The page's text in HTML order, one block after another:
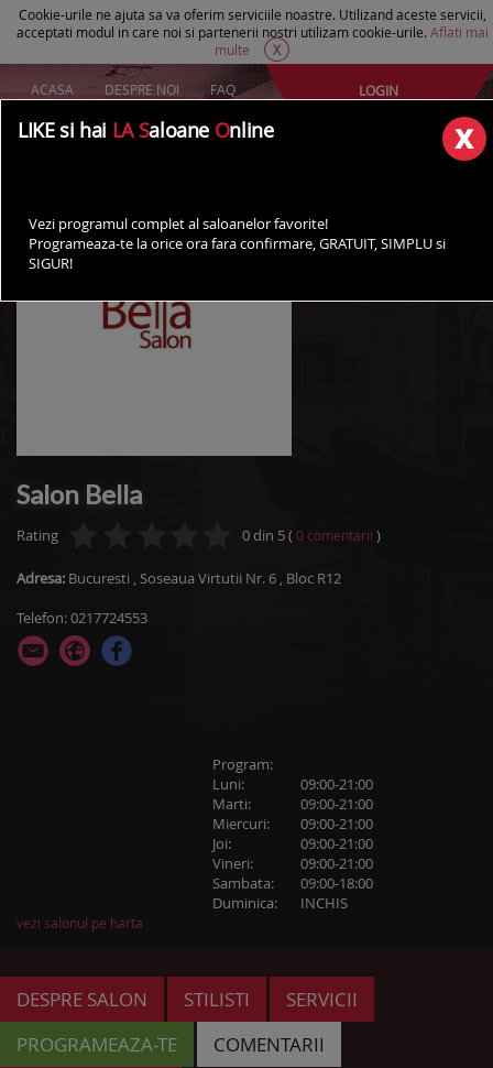
Cookie-urile ne ajuta sa va oferim serviciile noastre. Utilizand aceste servicii,
acceptati modul in care noi si partenerii nostri utilizam cookie-urile. Aflati mai
multe
X
ACASA DESPRE NOI FAQ
AI UN SALON?
LOGIN
Salon Bella
Rating 0din 5( 0 comentarii )
Adresa: Bucuresti , Soseaua Virtutii Nr. 6 , Bloc R12
Telefon: 0217724553
Program:
Luni:
09:00-21:00
Marti:
09:00-21:00
Miercuri:
09:00-21:00
Joi:
09:00-21:00
Vineri:
09:00-21:00
Sambata:
09:00-18:00
Duminica:
INCHIS
vezi salonul pe harta
DESPRE SALON STILISTI
SERVICII
PROGRAMEAZA-TE
COMENTARII
LIKE si hai LA Saloane Online
Vezi programul complet al saloanelor favorite!
Programeaza-te la orice ora fara confirmare, GRATUIT, SIMPLU si
SIGUR!